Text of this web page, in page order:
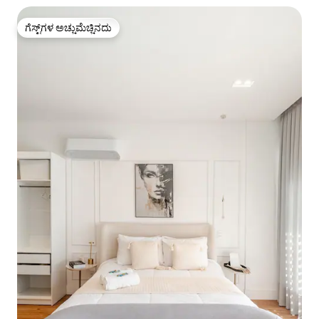
ಗೆಸ್ಟ್‌ಗಳ ಅಚ್ಚುಮೆಚ್ಚಿನದು
ಗೆಸ್ಟ್‌ಗಳ ಅಚ್ಚುಮೆಚ್ಚಿನದು